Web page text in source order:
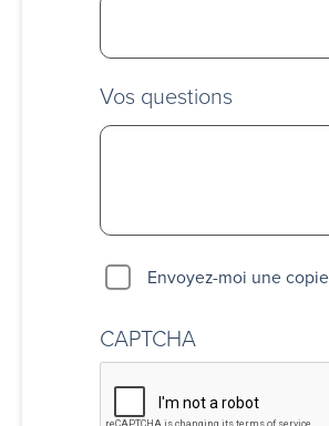
Vos questions
Envoyez-moi une copie
CAPTCHA